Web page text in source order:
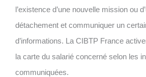
l’existence d’une nouvelle mission ou
détachement et communiquer un
d’informations. La CIBTP France
la carte du salarié concerné selon les
communiquées.